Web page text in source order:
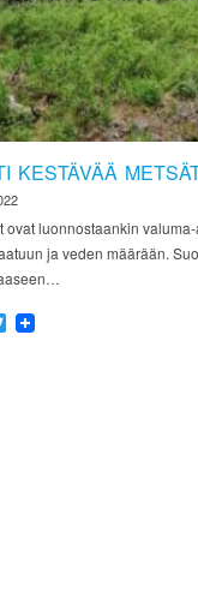
KESTÄVÄÄ
ovat luonnostaankin
ja veden määrään.
Twitter